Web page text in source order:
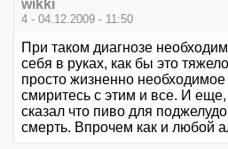
wikki
4 - 04.12.2009 - 11:50
При таком диагнозе
себя в руках, как бы это
просто жизненно
смиритесь с этим и все. И
сказал что пиво для
смерть. Впрочем как и любой